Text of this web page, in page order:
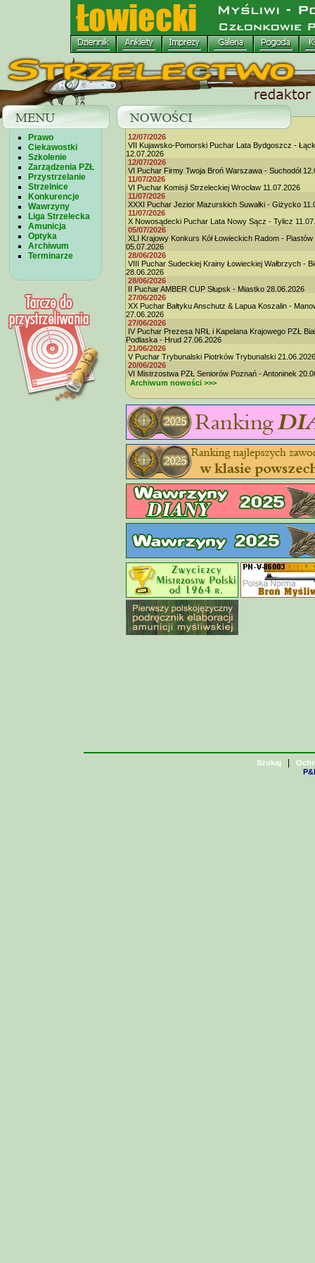
Prawo
Ciekawostki
Szkolenie
Zarządzenia PZŁ
Przystrzelanie
Strzelnice
Konkurencje
Wawrzyny
Liga Strzelecka
Amunicja
Optyka
Archiwum
Terminarze
12/07/2026
VII Kujawsko-Pomorski Puchar Lata Bydgoszcz -
12.07.2026
12/07/2026
VI Puchar Firmy Twoja Broń Warszawa - Suchodół
11/07/2026
VI Puchar Komisji Strzeleckiej Wrocław 11.07.2026
11/07/2026
XXXI Puchar Jezior Mazurskich Suwałki - Giżycko
11/07/2026
X Nowosądecki Puchar Lata Nowy Sącz - Tylicz
05/07/2026
XLI Krajowy Konkurs Kół Łowieckich Radom - Piastów
05.07.2026
28/06/2026
VIII Puchar Sudeckiej Krainy Łowieckiej Wałbrzych -
28.06.2026
28/06/2026
II Puchar AMBER CUP Słupsk - Miastko 28.06.2026
27/06/2026
XX Puchar Bałtyku Anschutz & Lapua Koszalin -
27.06.2026
27/06/2026
IV Puchar Prezesa NRŁ i Kapelana Krajowego PZŁ
Podlaska - Hrud 27.06.2026
21/06/2026
V Puchar Trybunalski Piotrków Trybunalski 21.06.2026
20/06/2026
VI Mistrzostwa PZŁ Seniorów Poznań - Antoninek
Archiwum nowości >>>
Szukaj